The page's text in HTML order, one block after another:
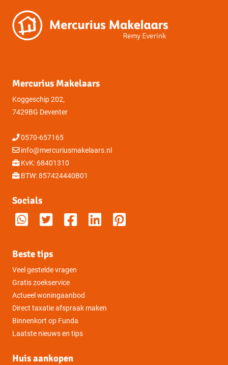
Mercurius Makelaars
Koggeschip 202,
7429BG Deventer
0570-657165
info@mercuriusmakelaars.nl
KvK: 68401310
BTW: 857424440B01
Socials
Beste tips
Veel gestelde vragen
Gratis zoekservice
Actueel woningaanbod
Direct taxatie afspraak maken
Binnenkort op Funda
Laatste nieuws en tips
Huis aankopen